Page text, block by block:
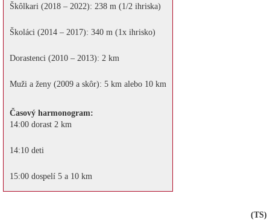
Škôlkari (2018 – 2022): 238 m (1/2 ihriska)
Školáci (2014 – 2017): 340 m (1x ihrisko)
Dorastenci (2010 – 2013): 2 km
Muži a ženy (2009 a skôr): 5 km alebo 10 km
Časový harmonogram:
14:00 dorast 2 km
14:10 deti
15:00 dospelí 5 a 10 km
(TS)